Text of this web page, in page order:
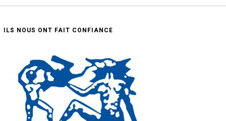
ILS NOUS ONT FAIT CONFIANCE